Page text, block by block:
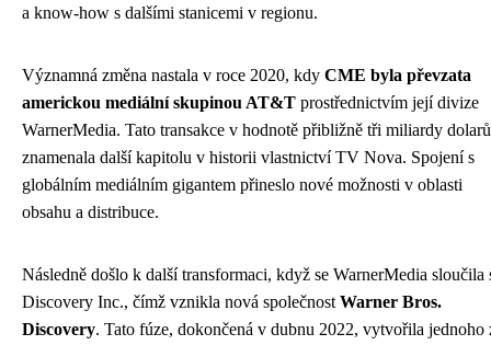
a know-how s dalšími stanicemi v regionu.
Významná změna nastala v roce 2020, kdy CME byla převzata
americkou mediální skupinou AT&T prostřednictvím její divize
WarnerMedia. Tato transakce v hodnotě přibližně tři miliardy dolarů
znamenala další kapitolu v historii vlastnictví TV Nova. Spojení s
globálním mediálním gigantem přineslo nové možnosti v oblasti
obsahu a distribuce.
Následně došlo k další transformaci, když se WarnerMedia sloučila
Discovery Inc., čímž vznikla nová společnost Warner Bros.
Discovery. Tato fúze, dokončená v dubnu 2022, vytvořila jednoho